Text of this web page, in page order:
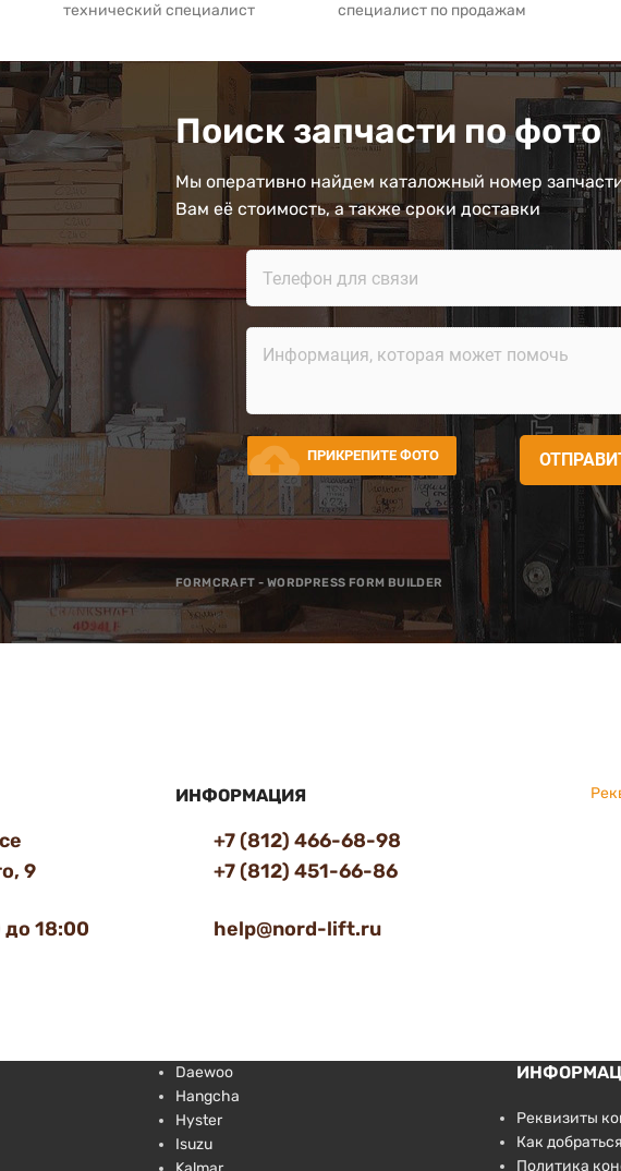
технический специалист специалист по продажам
Поиск запчасти по фото
Мы оперативно найдем каталожный номер
Вам её стоимость, а также сроки доставки
cloud_upload ПРИКРЕПИТЕ ФОТО
FORMCRAFT - WORDPRESS FORM BUILDER
9
18:00
ИНФОРМАЦИЯ
+7 (812) 466-68-98
+7 (812) 451-66-86
help@nord-lift.ru
Daewoo
Hangcha
Hyster
Isuzu
Реквизиты
Как
Политика